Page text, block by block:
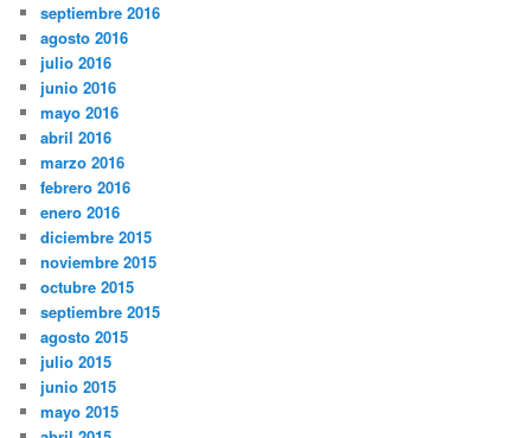
septiembre 2016
agosto 2016
julio 2016
junio 2016
mayo 2016
abril 2016
marzo 2016
febrero 2016
enero 2016
diciembre 2015
noviembre 2015
octubre 2015
septiembre 2015
agosto 2015
julio 2015
junio 2015
mayo 2015